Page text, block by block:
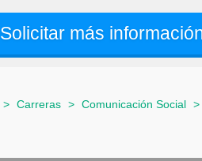
Solicitar más
> Carreras > Comunicación Social >